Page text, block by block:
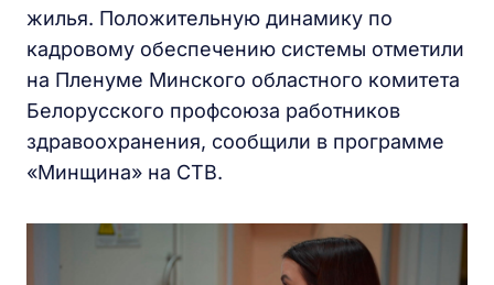
жилья. Положительную динамику по
кадровому обеспечению системы отметили
на Пленуме Минского областного комитета
Белорусского профсоюза работников
здравоохранения, сообщили в программе
«Минщина» на СТВ.